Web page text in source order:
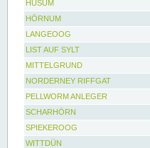
HUSUM
HÖRNUM
LANGEOOG
LIST AUF SYLT
MITTELGRUND
NORDERNEY RIFFGAT
PELLWORM ANLEGER
SCHARHÖRN
SPIEKEROOG
WITTDÜN